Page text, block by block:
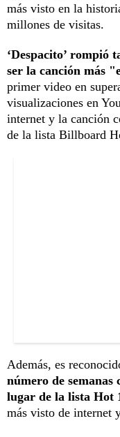
más visto en la
millones de visitas.
‘Despacito’ rompió
ser la canción más
primer video en
visualizaciones en
internet y la canción
de la lista Billboard
Además, es
número de semanas
lugar de la lista Hot
más visto de internet